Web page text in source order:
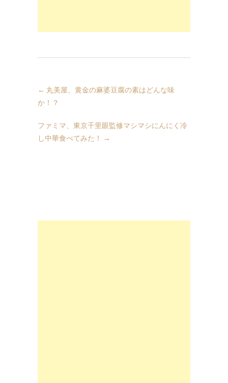
← 丸美屋、黄金の麻婆豆腐の素はどんな味
か！？
ファミマ、東京千里眼監修マシマシにんにく冷
し中華食べてみた！
→